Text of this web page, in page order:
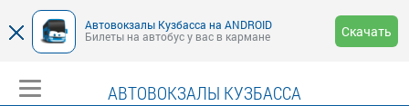
Автовокзалы Кузбасса на ANDROID
Билеты на автобус у вас в кармане
Скачать
АВТОВОКЗАЛЫ КУЗБАССА